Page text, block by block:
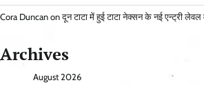
Cora Duncan onदून टाटा में हुई टाटा नेक्सन के नई एन्ट्री
Archives
August 2026